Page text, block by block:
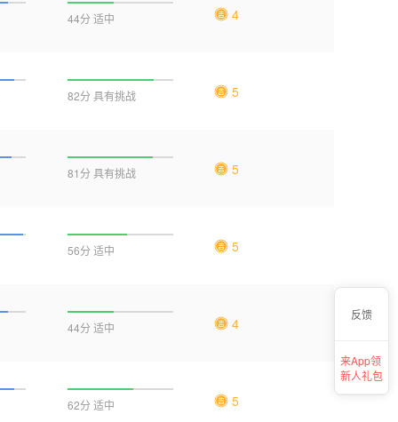
44分 适中 4
82分 具有挑战 5
81分 具有挑战 5
56分 适中 5
44分 适中 4
62分 适中 5
反馈
来App领
新人礼包